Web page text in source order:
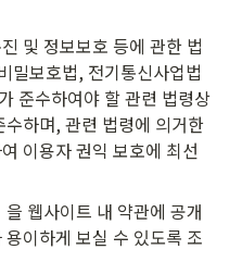
및 정보보호 등에 관한 법
밀보호법, 전기통신사업법
준수하여야 할 관련 법령상
하며, 관련 법령에 의거한
이용자 권익 보호에 최선
웹사이트 내 약관에 공개
이하게 보실 수 있도록 조